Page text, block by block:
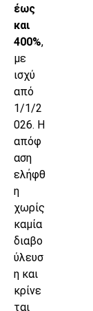
έως
και
400%,
με
ισχύ
από
1/1/2
026. Η
απόφ
αση
ελήφθ
η
χωρίς
καμία
διαβο
ύλευσ
η και
κρίνε
ται